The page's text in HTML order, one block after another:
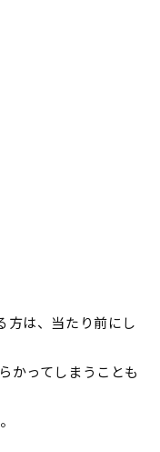
方は、当たり前にし
かってしまうことも